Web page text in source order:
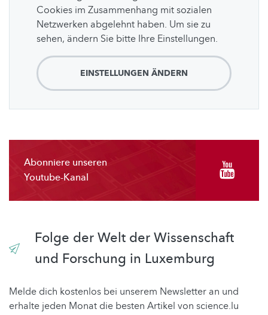
Cookies im Zusammenhang mit sozialen
Netzwerken abgelehnt haben. Um sie zu
sehen, ändern Sie bitte Ihre Einstellungen.
EINSTELLUNGEN ÄNDERN
Abonniere unseren
Youtube-Kanal
Folge der Welt der Wissenschaft
und Forschung in Luxemburg
Melde dich kostenlos bei unserem Newsletter an und
erhalte jeden Monat die besten Artikel von science.lu